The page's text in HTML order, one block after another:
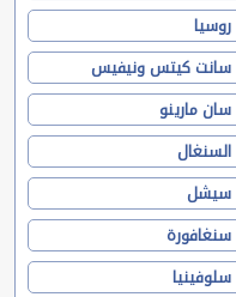
روسيا
سانت كيتس ونيفيس
سان مارينو
السنغال
سيشل
سنغافورة
سلوفينيا